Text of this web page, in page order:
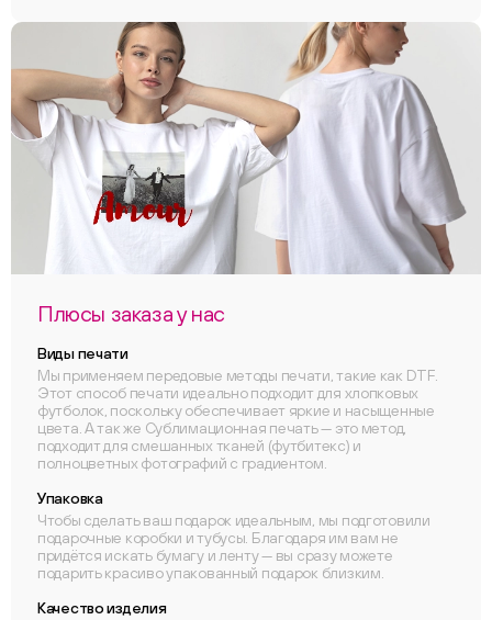
Плюсы заказа у нас
Виды печати
Мы применяем передовые методы печати, такие как DTF.
Этот способ печати идеально подходит для хлопковых
футболок, поскольку обеспечивает яркие и насыщенные
цвета. А так же Сублимационная печать — это метод,
подходит для смешанных тканей (футбитекс) и
полноцветных фотографий с градиентом.
Упаковка
Чтобы сделать ваш подарок идеальным, мы подготовили
подарочные коробки и тубусы. Благодаря им вам не
придётся искать бумагу и ленту — вы сразу можете
подарить красиво упакованный подарок близким.
Качество изделия